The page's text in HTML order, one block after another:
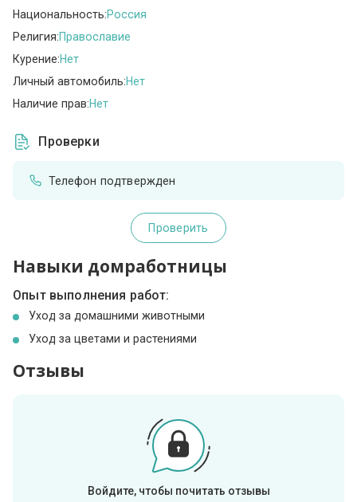
Национальность:Россия
Религия:Православие
Курение:Нет
Личный автомобиль:Нет
Наличие прав:Нет
Проверки
Телефон подтвержден
Проверить
Навыки домработницы
Опыт выполнения работ:
Уход за домашними животными
Уход за цветами и растениями
Отзывы
Войдите, чтобы почитать отзывы